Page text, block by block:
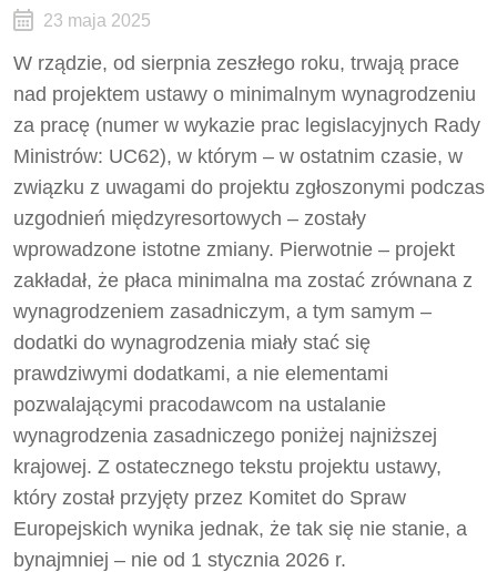
23 maja 2025
W rządzie, od sierpnia zeszłego roku, trwają prace
nad projektem ustawy o minimalnym wynagrodzeniu
za pracę (numer w wykazie prac legislacyjnych Rady
Ministrów: UC62), w którym – w ostatnim czasie, w
związku z uwagami do projektu zgłoszonymi podczas
uzgodnień międzyresortowych – zostały
wprowadzone istotne zmiany. Pierwotnie – projekt
zakładał, że płaca minimalna ma zostać zrównana z
wynagrodzeniem zasadniczym, a tym samym –
dodatki do wynagrodzenia miały stać się
prawdziwymi dodatkami, a nie elementami
pozwalającymi pracodawcom na ustalanie
wynagrodzenia zasadniczego poniżej najniższej
krajowej. Z ostatecznego tekstu projektu ustawy,
który został przyjęty przez Komitet do Spraw
Europejskich wynika jednak, że tak się nie stanie, a
bynajmniej – nie od 1 stycznia 2026 r.